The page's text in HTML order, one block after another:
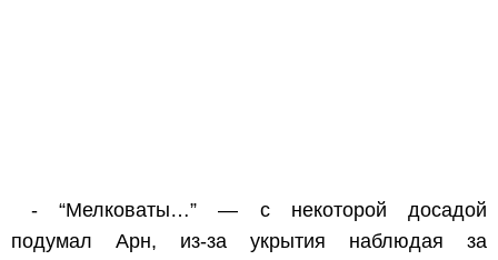
- “Мелковаты…” — с некоторой досадой
подумал Арн, из-за укрытия наблюдая за